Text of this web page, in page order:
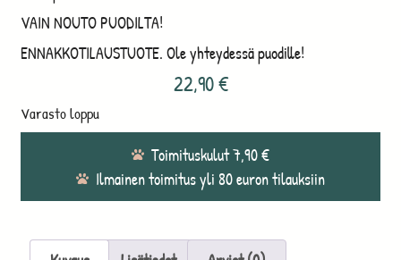
VAIN NOUTO PUODILTA!
ENNAKKOTILAUSTUOTE. Ole yhteydessä puodille!
22,90€
Varasto loppu
Toimituskulut 7,90 €
Ilmainen toimitus yli 80 euron tilauksiin